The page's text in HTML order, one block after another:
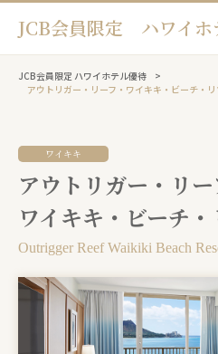
JCB会員限定 ハワイホ
JCB会員限定 ハワイホテル優待
アウトリガー・リーフ・ワイキキ・ビーチ・
ワイキキ
アウトリガー・リー
ワイキキ・ビーチ
Outrigger Reef Waikiki Beach